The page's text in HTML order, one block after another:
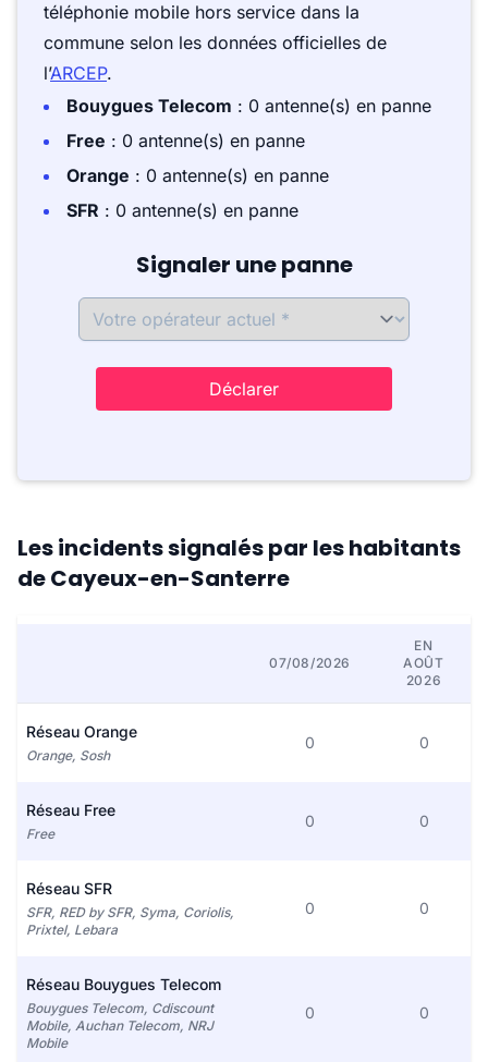
téléphonie mobile hors service dans la
commune selon les données officielles de
l’ARCEP.
Bouygues Telecom : 0 antenne(s) en panne
Free : 0 antenne(s) en panne
Orange : 0 antenne(s) en panne
SFR : 0 antenne(s) en panne
Signaler une panne
Déclarer
Les incidents signalés par les habitants
de Cayeux-en-Santerre
07/08/2026
EN
AOÛT
2026
Réseau Orange
Orange, Sosh
0 0
Réseau Free
Free
0 0
Réseau SFR
SFR, RED by SFR, Syma, Coriolis,
Prixtel, Lebara
0 0
Réseau Bouygues Telecom
Bouygues Telecom, Cdiscount
Mobile, Auchan Telecom, NRJ
Mobile
0 0